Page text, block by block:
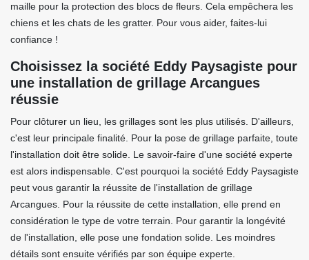
maille pour la protection des blocs de fleurs. Cela empêchera les
chiens et les chats de les gratter. Pour vous aider, faites-lui
confiance !
Choisissez la société Eddy Paysagiste pour
une installation de grillage Arcangues
réussie
Pour clôturer un lieu, les grillages sont les plus utilisés. D'ailleurs,
c'est leur principale finalité. Pour la pose de grillage parfaite, toute
l'installation doit être solide. Le savoir-faire d'une société experte
est alors indispensable. C'est pourquoi la société Eddy Paysagiste
peut vous garantir la réussite de l'installation de grillage
Arcangues. Pour la réussite de cette installation, elle prend en
considération le type de votre terrain. Pour garantir la longévité
de l'installation, elle pose une fondation solide. Les moindres
détails sont ensuite vérifiés par son équipe experte.